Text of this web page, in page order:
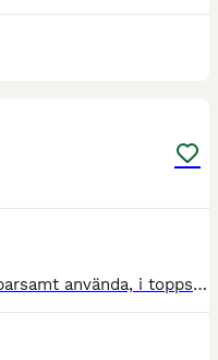
Benpaddar från Back on Track, sparsamt använda, i toppskick!